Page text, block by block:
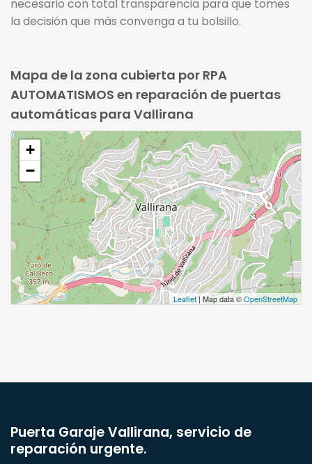
necesario con total transparencia para que tomes
la decisión que más convenga a tu bolsillo.
Mapa de la zona cubierta por RPA
AUTOMATISMOS en reparación de puertas
automáticas para Vallirana
+
−
Leaflet| Map data ©OpenStreetMap
Puerta Garaje Vallirana, servicio de
reparación urgente.